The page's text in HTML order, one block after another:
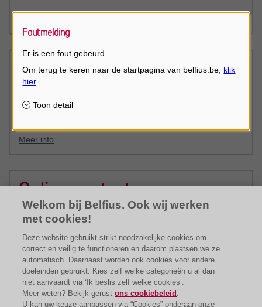
Bankholidays
aanvragen. Hou wel rekening met de wettelijke feestdagen,
Meer info
Online contacteren
U wil uw kantoor online contacteren ?
Naar het formulier
Welkom bij Belfius. Ook wij werken
met cookies!
Deze website gebruikt strikt noodzakelijke cookies om
correct en veilig te functioneren en daarom plaatsen we ze
automatisch. Daarnaast worden ook cookies voor andere
doeleinden gebruikt. Kies zelf welke categorieën u al dan
niet aanvaardt via ‘Ik beslis zelf welke cookies’.
Meer weten? Bekijk gerustons cookiebeleid .
U kan uw keuze aanpassen via “Cookies” onderaan onze
Foutmelding
Er is een fout gebeurd